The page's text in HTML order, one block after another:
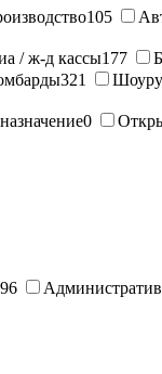
105
/ ж-д кассы177
321
0
96